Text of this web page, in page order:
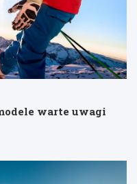
warte uwagi